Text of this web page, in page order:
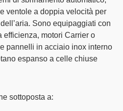
ventole a doppia velocità per
Sono equipaggiati con
efficienza, motori Carrier o
pannelli in acciaio inox interno
espanso a celle chiuse
sottoposta a: